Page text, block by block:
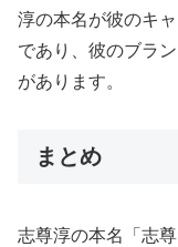
淳の本名が彼のキ
であり、彼のブラ
があります。
まとめ
志尊淳の本名「志